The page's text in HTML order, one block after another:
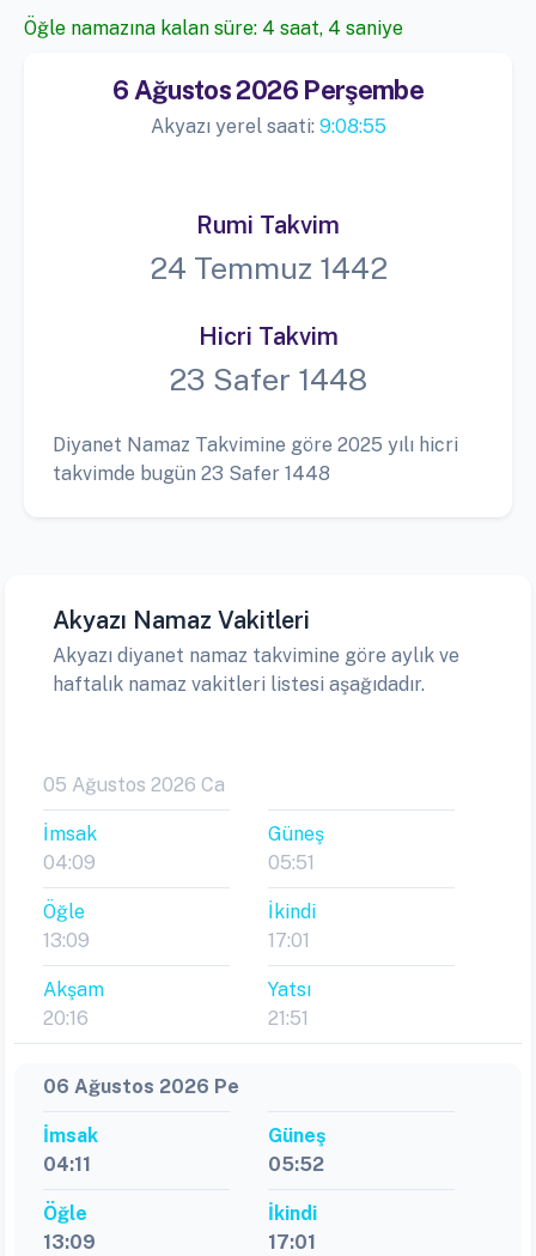
Öğle namazına kalan süre: 4 saat, 4 saniye
6 Ağustos 2026 Perşembe
Akyazı yerel saati: 9:08:55
Rumi Takvim
24 Temmuz 1442
Hicri Takvim
23 Safer 1448
Diyanet Namaz Takvimine göre 2025 yılı hicri
takvimde bugün 23 Safer 1448
Akyazı Namaz Vakitleri
Akyazı diyanet namaz takvimine göre aylık ve
haftalık namaz vakitleri listesi aşağıdadır.
05 Ağustos 2026 Ca
İmsak
04:09
Güneş
05:51
Öğle
13:09
İkindi
17:01
Akşam
20:16
Yatsı
21:51
06 Ağustos 2026 Pe
İmsak
04:11
Güneş
05:52
Öğle
13:09
İkindi
17:01